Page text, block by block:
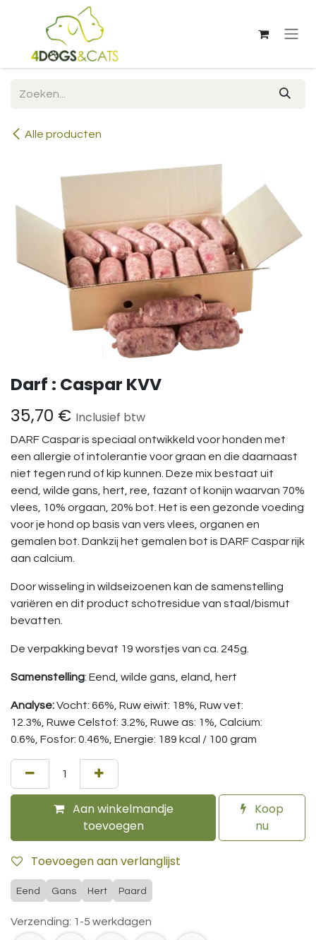
Overslaan naar inhoud
Alle producten
Darf : Caspar KVV
35,70 € Inclusief btw
DARF Caspar is speciaal ontwikkeld voor honden met
een allergie of intolerantie voor graan en die daarnaast
niet tegen rund of kip kunnen. Deze mix bestaat uit
eend, wilde gans, hert, ree, fazant of konijn waarvan 70%
vlees, 10% orgaan, 20% bot. Het is een gezonde voeding
voor je hond op basis van vers vlees, organen en
gemalen bot. Dankzij het gemalen bot is DARF Caspar rijk
aan calcium.
Door wisseling in wildseizoenen kan de samenstelling
variëren en dit product schotresidue van staal/bismut
bevatten.
De verpakking bevat 19 worstjes van ca. 245g.
Samenstelling: Eend, wilde gans, eland, hert
Analyse:Vocht: 66%, Ruw eiwit: 18%, Ruw vet:
12.3%, Ruwe Celstof: 3.2%, Ruwe as: 1%, Calcium:
0.6%, Fosfor: 0.46%, Energie: 189 kcal / 100 gram
Aan winkelmandje
toevoegen
Koop
nu
Toevoegen aan verlanglijst
Eend Gans Hert Paard
Verzending: 1-5 werkdagen